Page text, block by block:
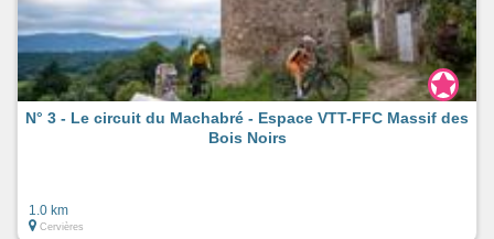
N° 3 - Le circuit du Machabré - Espace VTT-FFC Massif des
Bois Noirs
1.0 km
Cervières